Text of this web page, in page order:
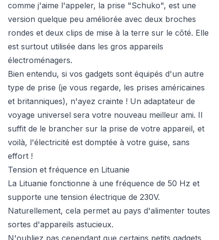
comme j'aime l'appeler, la prise "Schuko", est une
version quelque peu améliorée avec deux broches
rondes et deux clips de mise à la terre sur le côté. Elle
est surtout utilisée dans les gros appareils
électroménagers.
Bien entendu, si vos gadgets sont équipés d'un autre
type de prise (je vous regarde, les prises américaines
et britanniques), n'ayez crainte ! Un adaptateur de
voyage universel sera votre nouveau meilleur ami. Il
suffit de le brancher sur la prise de votre appareil, et
voilà, l'électricité est domptée à votre guise, sans
effort !
Tension et fréquence en Lituanie
La Lituanie fonctionne à une fréquence de 50 Hz et
supporte une tension électrique de 230V.
Naturellement, cela permet au pays d'alimenter toutes
sortes d'appareils astucieux.
N'oubliez pas cependant que certains petits gadgets